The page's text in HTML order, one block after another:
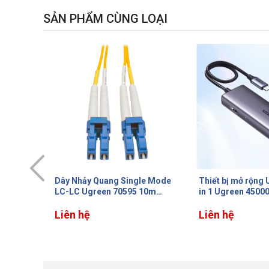
SẢN PHẨM CÙNG LOẠI
Thiết bị mở rộng USB Type-C 6
in 1 Ugreen 45000 HDMI
3.0/LAN/PD 100W, Tốc độ
Liên hệ
Cáp dữ liệu Com
Ugreen 60310 Dài
chất
Liên hệ